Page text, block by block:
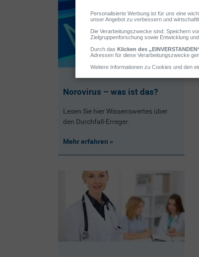
Norovirus – was ist das?
Lesen Sie hier Wissenswertes über
den Durchfall-Erreger.
Mehr erfahren